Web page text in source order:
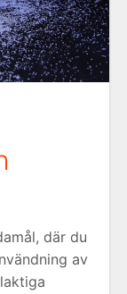
där du
av